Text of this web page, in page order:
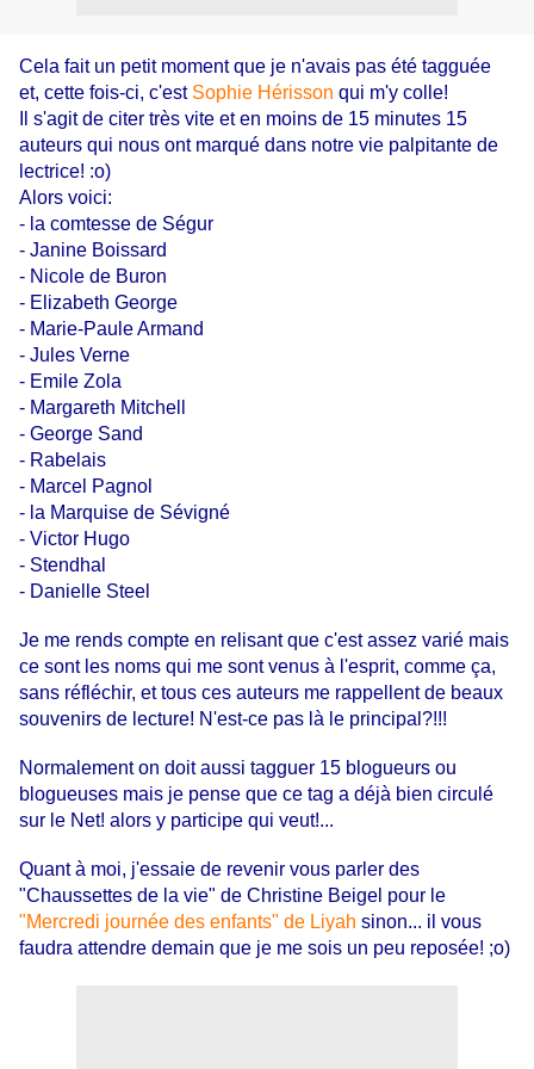
Cela fait un petit moment que je n'avais pas été tagguée
et, cette fois-ci, c'est Sophie Hérisson qui m'y colle!
Il s'agit de citer très vite et en moins de 15 minutes 15
auteurs qui nous ont marqué dans notre vie palpitante de
lectrice! :o)
Alors voici:
- la comtesse de Ségur
- Janine Boissard
- Nicole de Buron
- Elizabeth George
- Marie-Paule Armand
- Jules Verne
- Emile Zola
- Margareth Mitchell
- George Sand
- Rabelais
- Marcel Pagnol
- la Marquise de Sévigné
- Victor Hugo
- Stendhal
- Danielle Steel
Je me rends compte en relisant que c'est assez varié mais
ce sont les noms qui me sont venus à l'esprit, comme ça,
sans réfléchir, et tous ces auteurs me rappellent de beaux
souvenirs de lecture! N'est-ce pas là le principal?!!!
Normalement on doit aussi tagguer 15 blogueurs ou
blogueuses mais je pense que ce tag a déjà bien circulé
sur le Net! alors y participe qui veut!...
Quant à moi, j'essaie de revenir vous parler des
"Chaussettes de la vie" de Christine Beigel pour le
"Mercredi journée des enfants" de Liyah sinon... il vous
faudra attendre demain que je me sois un peu reposée! ;o)